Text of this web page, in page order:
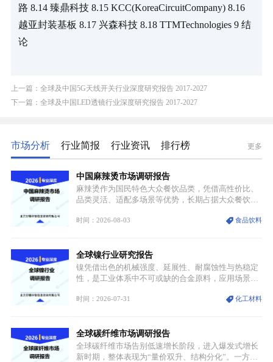
路 8.14 臻鼎科技 8.15 KCC(KoreaCircuitCompany) 8.16
越亚封装基板 8.17 兴森科技 8.18 TTMTechnologies 9 结
论
上一篇：全球及中国5G天线开关行业深度研究报告 2017-2027
下一篇：全球及中国LED透镜行业深度研究报告 2017-2027
市场分析 行业简报 行业资讯 排行榜 更多
中国麻辣烫市场调研报告
麻辣烫作为国民特色大众餐饮品类，凭借高性价比、
品类灵活、适配多场景等优势，长期占据大众餐饮重
型，叠加消费需求升级、线上流量变革、新零售业态
特点，在消费、创业、政策、技术多重驱动下，依旧
具备强劲的发展活力。
时间：2026-08-03 食品饮料
全球镍行业研究报告
镍凭借出色的机械强度、延展性、耐腐蚀性与热稳定
性，是工业体系中不可或缺的合金原料，应用场景横
用价值难以被替代。依托理化优势，镍被全球主要经
型为新能源核心战略矿产，全球产业形成“印尼掌控
资源与产能、中国主导消费与技术、工艺向低碳湿法
迭代、再生镍加速补位”的全新格局。
时间：2026-07-31 化工材料
全球碳纤维市场调研报告
全球碳纤维市场告别低速增长阶段，进入爆发式增长
新时期，整体表现为“量价双升、结构分化”。一方面